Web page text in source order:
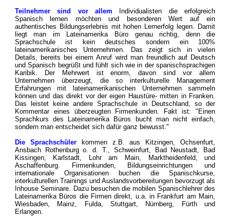
Teilnehmer sind vor allem Individualisten die erfolgreich
Spanisch lernen möchten und besonderen Wert auf ein
authentisches Bildungserlebnis mit hohen Lernerfolg legen. Damit
liegt man im Lateinamerika Büro genau richtig, denn die
Sprachschule ist kein deutsches sondern ein 100%
lateinamerikanisches Unternehmen. Das zeigt sich in vielen
Details, bereits bei einem Anruf wird man freundlich auf Deutsch
und Spanisch begrüßt und fühlt sich wie in der spanischsprachigen
Karibik. Der Mehrwert ist enorm, davon sind vor allem
Unternehmen überzeugt, die so interkulturelle Management
Erfahrungen mit lateinamerikanischen Unternehmen sammeln
können und das direkt vor der eigen Haustüre- mitten in Franken.
Das leistet keine andere Sprachschule in Deutschland, so der
Kommentar eines überzeugten Firmenkunden. Fakt ist: "Einen
Sprachkurs des Lateinamerika Büros bucht man nicht einfach,
sondern man entscheidet sich dafür ganz bewusst."
Die Sprachschülerkommen z.B. aus Kitzingen, Ochsenfurt,
Ansbach Rothenburg o. d. T., Schweinfurt, Bad Neustadt, Bad
Kissingen, Karlstadt, Lohr am Main, Marktheidenfeld, und
Aschaffenburg. Firmenkunden, Bildungseinrichtungen und
internationale Organisationen buchen die Spanischkurse,
interkulturellen Trainings und Auslandsvorbereitungen bevorzugt als
Inhouse Seminare. Dazu besuchen die mobilen Spanischlehrer des
Lateinamerika Büros die Firmen direkt, u.a. in Frankfurt am Main,
Wiesbaden, Mainz, Fulda, Stuttgart, Nürnberg, Fürth und
Erlangen.